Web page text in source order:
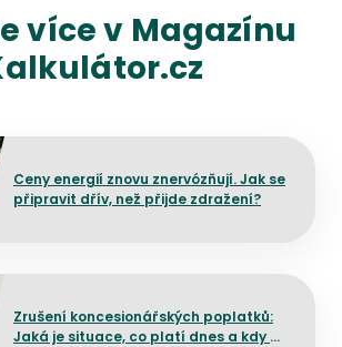
více v Magazínu
Ceny energií znovu znervózňují. Jak se
připravit dřív, než přijde zdražení?
Zrušení koncesionářských poplatků:
Jaká je situace, co platí dnes a kdy by